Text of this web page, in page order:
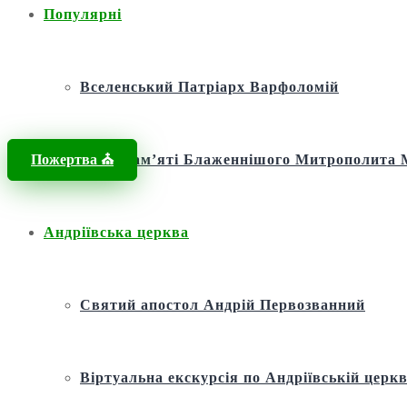
Популярні
Вселенський Патріарх Варфоломій
Фонд пам’яті Блаженнішого
Андріївська церква
Святий апостол Андрій Первозванний
Віртуальна екскурсія по Андріївській
Пожертва ⛪️